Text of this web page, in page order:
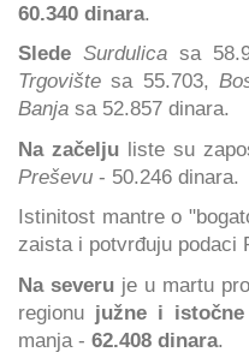
60.340 dinara.
Slede Surdulicasa
Trgovište sa 55.703,
Banja sa 52.857 dinara.
Na začeljuliste su
Preševu - 50.246 dinara.
Istinitost mantre o
zaista i potvrđuju podaci
Na severu je u martu
regionu južne i istočne
manja - 62.408 dinara.